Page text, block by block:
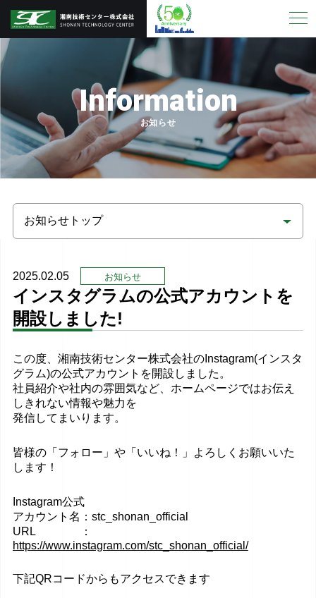
Information
お知らせ
2025.02.05 お知らせ
インスタグラムの公式アカウントを
開設しました!
この度、湘南技術センター株式会社のInstagram(インスタ
グラム)の公式アカウントを開設しました。
社員紹介や社内の雰囲気など、ホームページではお伝え
しきれない情報や魅力を
発信してまいります。
皆様の「フォロー」や「いいね！」よろしくお願いいた
します！
Instagram公式
アカウント名：stc_shonan_official
URL ：
https://www.instagram.com/stc_shonan_official/
下記QRコードからもアクセスできます